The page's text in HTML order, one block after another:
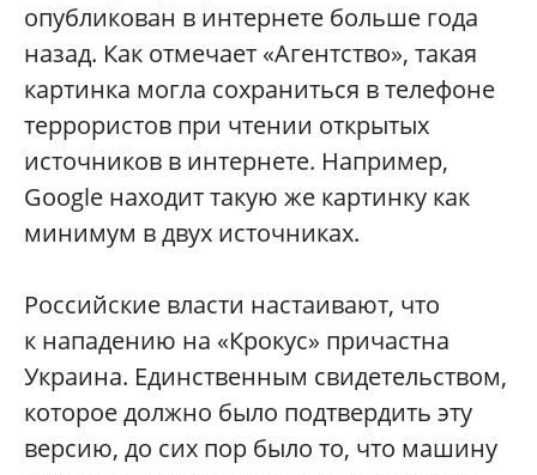
опубликован в интернете больше года
назад. Как отмечает «Агентство», такая
картинка могла сохраниться в телефоне
террористов при чтении открытых
источников в интернете. Например,
Google находит такую же картинку как
минимум в двух источниках.
Российские власти настаивают, что
к нападению на «Крокус» причастна
Украина. Единственным свидетельством,
которое должно было подтвердить эту
версию, до сих пор было то, что машину